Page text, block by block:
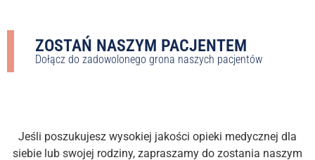
ZOSTAŃ NASZYM PACJENTEM
Dołącz do zadowolonego grona naszych pacjentów
Jeśli poszukujesz wysokiej jakości opieki medycznej dla
siebie lub swojej rodziny, zapraszamy do zostania naszym